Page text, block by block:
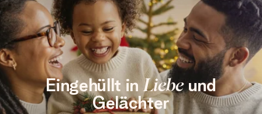
Eingehüllt in Liebeund
Gelächter